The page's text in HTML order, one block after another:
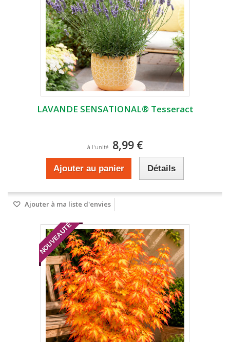
LAVANDE SENSATIONAL® Tesseract
à l'unité 8,99 €
Ajouter au panier Détails
Ajouter à ma liste d'envies
NOUVEAUTÉ